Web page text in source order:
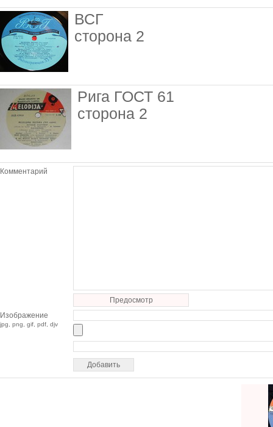
ВСГ
сторона 2
Рига ГОСТ 61
сторона 2
Комментарий
Предосмотр
Изображение
jpg, png, gif, pdf, djv